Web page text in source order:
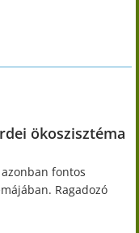
ökoszisztéma
fontos
Ragadozó